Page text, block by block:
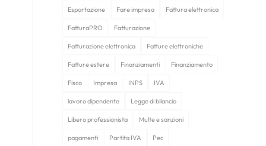
Esportazione Fare impresa Fattura elettronica
FatturaPRO Fatturazione
Fatturazione elettronica Fatture elettroniche
Fatture estere Finanziamenti Finanziamento
Fisco Impresa INPS IVA
lavoro dipendente Legge di bilancio
Libero professionista Multe e sanzioni
pagamenti Partita IVA Pec